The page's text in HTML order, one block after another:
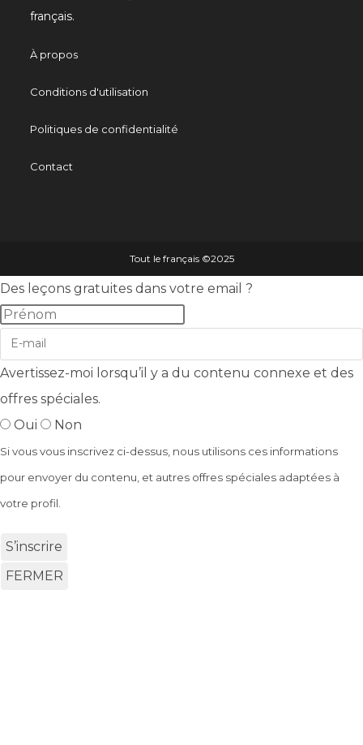
français.
À propos
Conditions d'utilisation
Politiques de confidentialité
Contact
Tout le français ©️2025
Des leçons gratuites dans votre email ?
Avertissez-moi lorsqu’il y a du contenu connexe et des
offres spéciales.
Oui
Non
Si vous vous inscrivez ci-dessus, nous utilisons ces informations
pour envoyer du contenu, et autres offres spéciales adaptées à
votre profil.
S’inscrire
FERMER